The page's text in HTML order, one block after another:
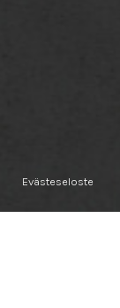
Evästeseloste